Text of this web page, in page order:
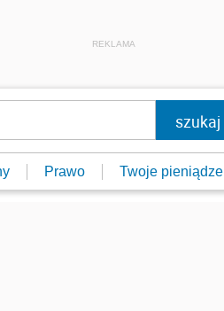
REKLAMA
Prawo Twoje pieniądze